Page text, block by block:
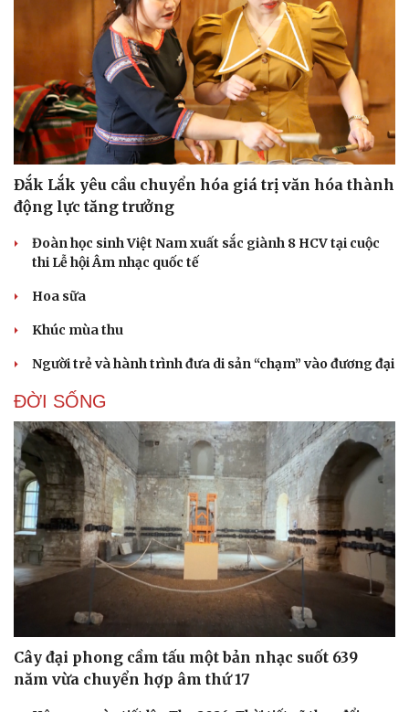
Dinh dưỡng - món ngon
Cây thuốc
Sản phụ khoa
Nhi khoa
Nam khoa
Làm đẹp - giảm cân
Phòng mạch online
Ăn sạch sống khỏe
Đời sống
Nhà đẹp
Blog
Tình yêu - Gia đình
Đắk Lắk yêu cầu chuyển hóa giá trị văn hóa thành
động lực tăng trưởng
Đoàn học sinh Việt Nam xuất sắc giành 8 HCV tại cuộc
thi Lễ hội Âm nhạc quốc tế
Hoa sữa
Khúc mùa thu
Người trẻ và hành trình đưa di sản “chạm” vào đương đại
ĐỜI SỐNG
Cây đại phong cầm tấu một bản nhạc suốt 639
năm vừa chuyển hợp âm thứ 17